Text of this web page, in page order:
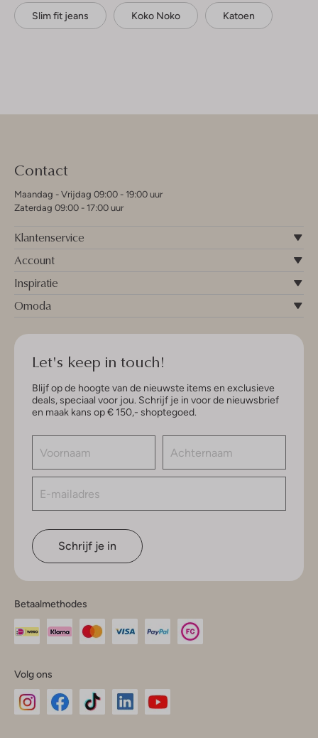
Slim fit jeans Koko Noko Katoen
Contact
Maandag - Vrijdag 09:00 - 19:00 uur
Zaterdag 09:00 - 17:00 uur
Klantenservice
Account
Inspiratie
Omoda
Let's keep in touch!
Blijf op de hoogte van de nieuwste items en exclusieve
deals, speciaal voor jou. Schrijf je in voor de nieuwsbrief
en maak kans op € 150,- shoptegoed.
Schrijf je in
Betaalmethodes
Volg ons